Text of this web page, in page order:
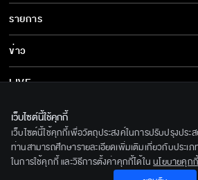
ละคร/ซีรีส์
ซีรีส์นานาชาติ
การ์ตูน & เกม
รายการ
รายการทั้งหมด
ข่าว
ข่าวทั้งหมด
ข่าวประชาสัมพันธ์
LIVE
เกี่ยวกับเรา
BEC World
รู้จักเรา
ติดตามเราได้ที่
เว็บไซต์นี้ใช้คุกกี้
เว็บไซต์นี้ใช้คุกกี้เพื่อวัตถุประสงค์ในการปรับปรุงประ
ท่านสามารถศึกษารายละเอียดเพิ่มเติมเกี่ยวกับประเ
ในการใช้คุกกี้ และวิธีการตั้งค่าคุกกี้ได้ใน นโยบายคุกกี้